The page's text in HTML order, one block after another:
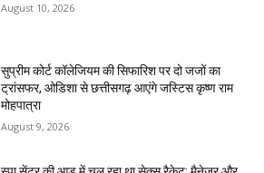
August 10, 2026
सुप्रीम कोर्ट कॉलेजियम की सिफारिश पर दो जजों का
ट्रांसफर, ओडिशा से छत्तीसगढ़ आएंगे जस्टिस कृष्ण राम
मोहपात्रा
August 9, 2026